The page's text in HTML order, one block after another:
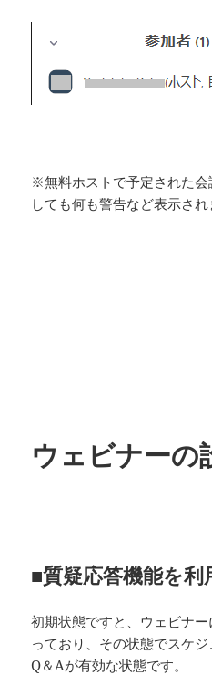
※無料ホストで予定された
しても何も警告など表示さ
ウェビナーの
■質疑応答機能を利
初期状態ですと、ウェビナ
っており、その状態でスケ
Q＆Aが有効な状態です。